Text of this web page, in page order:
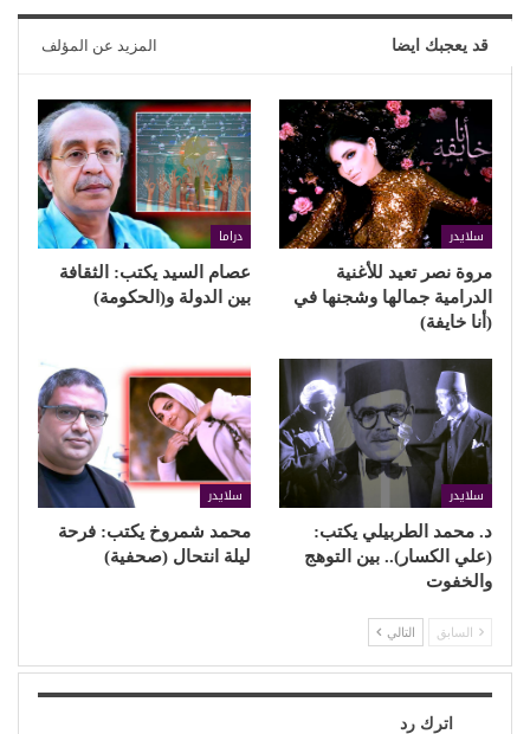
قد يعجبك ايضا المزيد عن المؤلف
سلايدر
مروة نصر تعيد للأغنية
الدرامية جمالها وشجنها في
(أنا خايفة)
دراما
عصام السيد يكتب: الثقافة
بين الدولة و(الحكومة)
سلايدر
د. محمد الطربيلي يكتب:
(علي الكسار).. بين التوهج
والخفوت
سلايدر
محمد شمروخ يكتب: فرحة
ليلة انتحال (صحفية)
السابق التالي
اترك رد